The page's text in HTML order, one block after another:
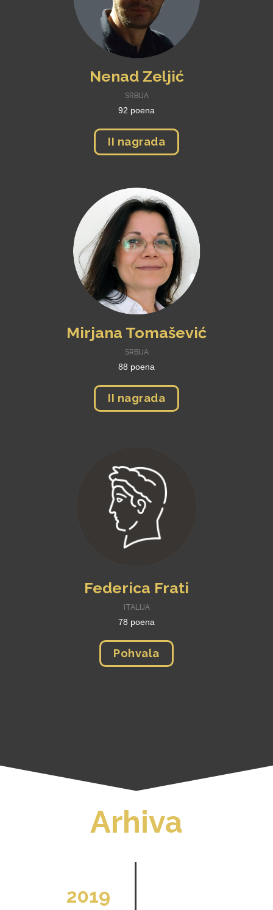
Nenad Zeljić
SRBIJA
92 poena
II nagrada
Mirjana Tomašević
SRBIJA
88 poena
II nagrada
Federica Frati
ITALIJA
78 poena
Pohvala
Arhiva
2019